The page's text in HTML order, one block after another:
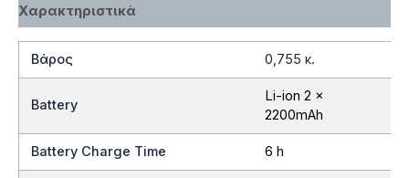
Χαρακτηριστικά
Βάρος 0,755 κ.
Battery
Li-ion 2 x
2200mAh
Battery Charge Time 6 h